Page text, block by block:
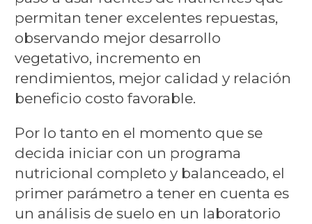
permitan tener excelentes repuestas,
observando mejor desarrollo
vegetativo, incremento en
rendimientos, mejor calidad y relación
beneficio costo favorable.
Por lo tanto en el momento que se
decida iniciar con un programa
nutricional completo y balanceado, el
primer parámetro a tener en cuenta es
un análisis de suelo en un laboratorio